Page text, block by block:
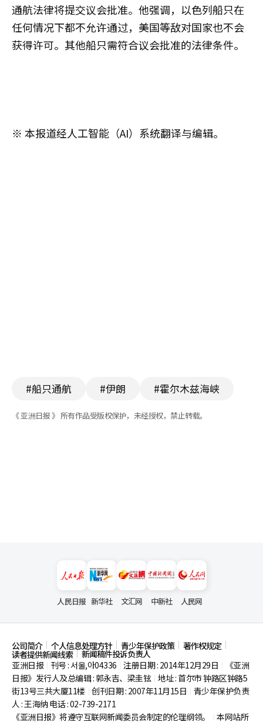
通航法律将提交议会批准。他强调，以色列船只在
任何情况下都不允许通过，美国等敌对国家也不会
获得许可。其他船只需符合议会批准的法律条件。
※ 本报道经人工智能（AI）系统翻译与编辑。
#船只通航 #伊朗 #霍尔木兹海峡
《 亚洲日报 》 所有作品受版权保护，未经授权，禁止转载。
人民日报 新华社 文汇网 中新社 人民网
公司简介 个人信息处理方针 青少年保护政策 著作权规定
读者提供新闻线索
新闻稿件投诉负责人
亚洲日报
刊号 : 서울,아04336 注册日期 : 2014年12月29日
《亚洲
日报》发行人及总编辑 : 郭永吉、梁圭铉 地址 : 首尔市钟路区钟路5
街13号三共大厦11楼 创刊日期 : 2007年11月15日
青少年保护负责
人 : 王海纳 电话 : 02-739-2171
《亚洲日报》将遵守互联网新闻委员会制定的伦理纲领。
本网站所